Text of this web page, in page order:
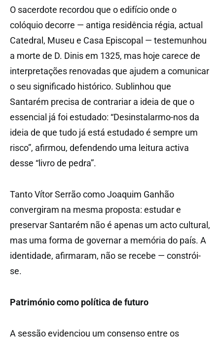
O sacerdote recordou que o edifício onde o
colóquio decorre — antiga residência régia, actual
Catedral, Museu e Casa Episcopal — testemunhou
a morte de D. Dinis em 1325, mas hoje carece de
interpretações renovadas que ajudem a comunicar
o seu significado histórico. Sublinhou que
Santarém precisa de contrariar a ideia de que o
essencial já foi estudado: “Desinstalarmo-nos da
ideia de que tudo já está estudado é sempre um
risco”, afirmou, defendendo uma leitura activa
desse “livro de pedra”.
Tanto Vítor Serrão como Joaquim Ganhão
convergiram na mesma proposta: estudar e
preservar Santarém não é apenas um acto cultural,
mas uma forma de governar a memória do país. A
identidade, afirmaram, não se recebe — constrói-
se.
Património como política de futuro
A sessão evidenciou um consenso entre os